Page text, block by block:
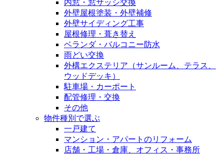
内窓・窓サッシ交換
外壁屋根塗装・外壁補修
外壁サイディング工事
屋根修理・葺き替え
ベランダ・バルコニー防水
雨どい交換
外構エクステリア（サンルーム、テラス、
ウッドデッキ）
駐車場・カーポート
配管修理・交換
その他
物件種別で選ぶ
一戸建て
マンション・アパートのリフォーム
店舗・工場・倉庫、オフィス・事務所